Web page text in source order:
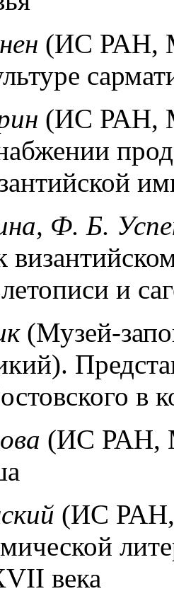
(ИС РАН,
(ИС РАН,
Ф. Б.
и
(Музей-
(ИС РАН,
(ИС РАН,
века